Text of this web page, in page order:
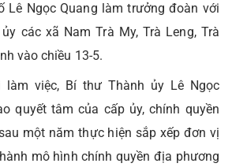
Lê Ngọc Quang làm trưởng đoàn với
các xã Nam Trà My, Trà Leng, Trà
vào chiều 13-5.
làm việc, Bí thư Thành ủy Lê Ngọc
quyết tâm của cấp ủy, chính quyền
một năm thực hiện sắp xếp đơn vị
mô hình chính quyền địa phương